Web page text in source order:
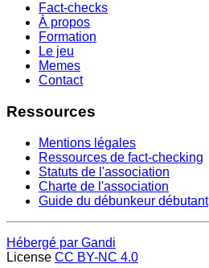
Fact-checks
À propos
Formation
Le jeu
Memes
Contact
Ressources
Mentions légales
Ressources de fact-checking
Statuts de l'association
Charte de l'association
Guide du débunkeur débutant
Hébergé par Gandi
License CC BY-NC 4.0